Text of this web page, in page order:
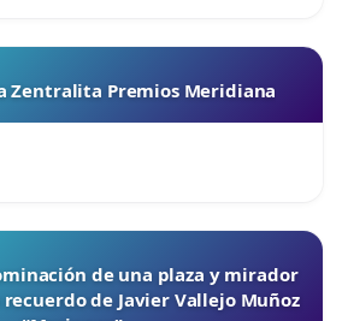
Zentralita Premios Meridiana
de una plaza y mirador
de Javier Vallejo Muñoz